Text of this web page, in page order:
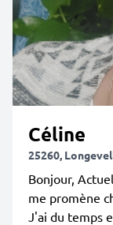
Céline
25260,
Bonjour,
me promène
J'ai du temps